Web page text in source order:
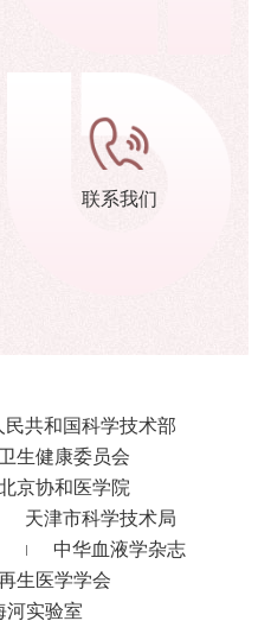
联系我们
民共和国科学技术部
生健康委员会
京协和医学院
天津市科学技术局
中华血液学杂志
生医学学会
河实验室